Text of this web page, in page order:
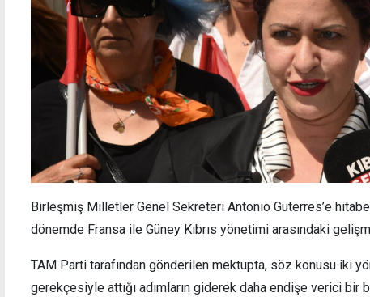
Birleşmiş Milletler Genel Sekreteri Antonio Guterres’e
dönemde Fransa ile Güney Kıbrıs yönetimi arasındaki
TAM Parti tarafından gönderilen mektupta, söz konusu iki
gerekçesiyle attığı adımların giderek daha endişe verici bir